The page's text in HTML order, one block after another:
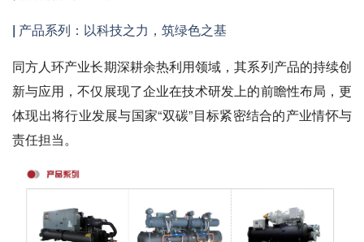
| 产品系列：以科技之力，筑绿色之基
同方人环产业长期深耕余热利用领域，其系列产品的持续创
新与应用，不仅展现了企业在技术研发上的前瞻性布局，更
体现出将行业发展与国家“双碳”目标紧密结合的产业情怀与
责任担当。